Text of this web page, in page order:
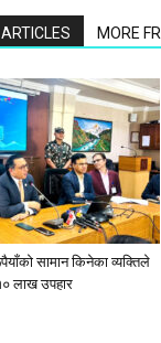
MORE
सामान किनेका व्यक्तिले
लाख उपहार